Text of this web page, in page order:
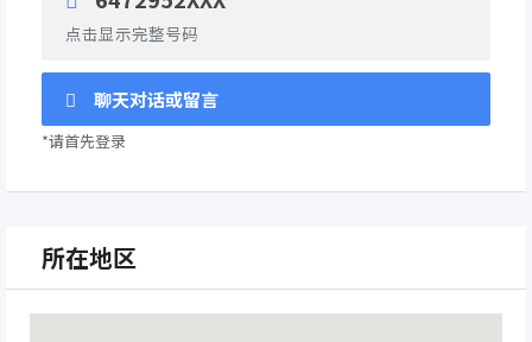
点击显示完整号码
聊天对话或留言
*请首先登录
所在地区